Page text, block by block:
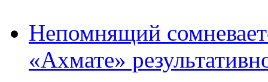
Непомнящий
«Ахмате»